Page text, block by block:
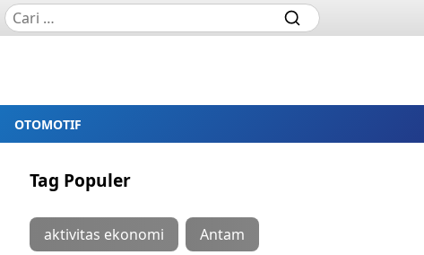
OTOMOTIF
Tag Populer
aktivitas ekonomi Antam